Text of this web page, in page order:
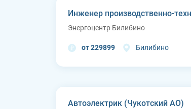
Энергоцентр Билибино
от 229899 Билибино
Автоэлектрик (Чукотский АО)